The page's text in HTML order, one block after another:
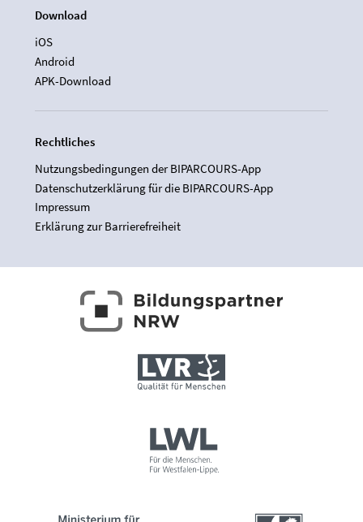
Download
iOS
Android
APK-Download
Rechtliches
Nutzungsbedingungen der BIPARCOURS-App
Datenschutzerklärung für die BIPARCOURS-App
Impressum
Erklärung zur Barrierefreiheit